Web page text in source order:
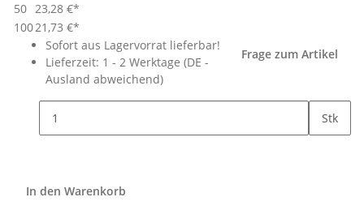
50 23,28 €*
10021,73 €*
Sofort aus Lagervorrat lieferbar!
Lieferzeit: 1 - 2 Werktage (DE -
Ausland abweichend)
Frage zum Artikel
Stk
In den Warenkorb